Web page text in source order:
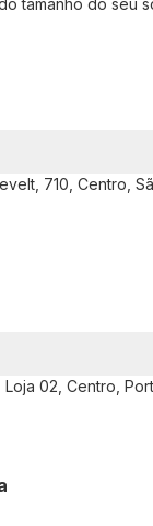
tamanho do seu
710, Centro,
02, Centro,